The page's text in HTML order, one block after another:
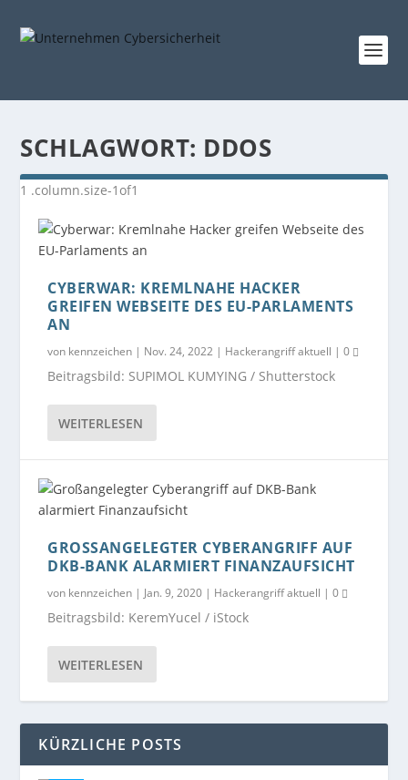
SCHLAGWORT: DDOS
CYBERWAR: KREMLNAHE HACKER
GREIFEN WEBSEITE DES EU-PARLAMENTS
AN
von kennzeichen | Nov. 24, 2022 | Hackerangriff aktuell |0
Beitragsbild: SUPIMOL KUMYING / Shutterstock
WEITERLESEN
GROSSANGELEGTER CYBERANGRIFF AUF D
KB-BANK ALARMIERT FINANZAUFSICHT
von kennzeichen | Jan. 9, 2020 | Hackerangriff aktuell |0
Beitragsbild: KeremYucel / iStock
WEITERLESEN
KÜRZLICHE POSTS